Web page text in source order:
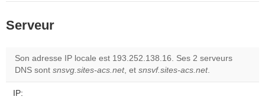
Serveur
Son adresse IP locale est 193.252.138.16. Ses 2 serveurs
DNS sont snsvg.sites-acs.net, et snsvf.sites-acs.net.
IP: